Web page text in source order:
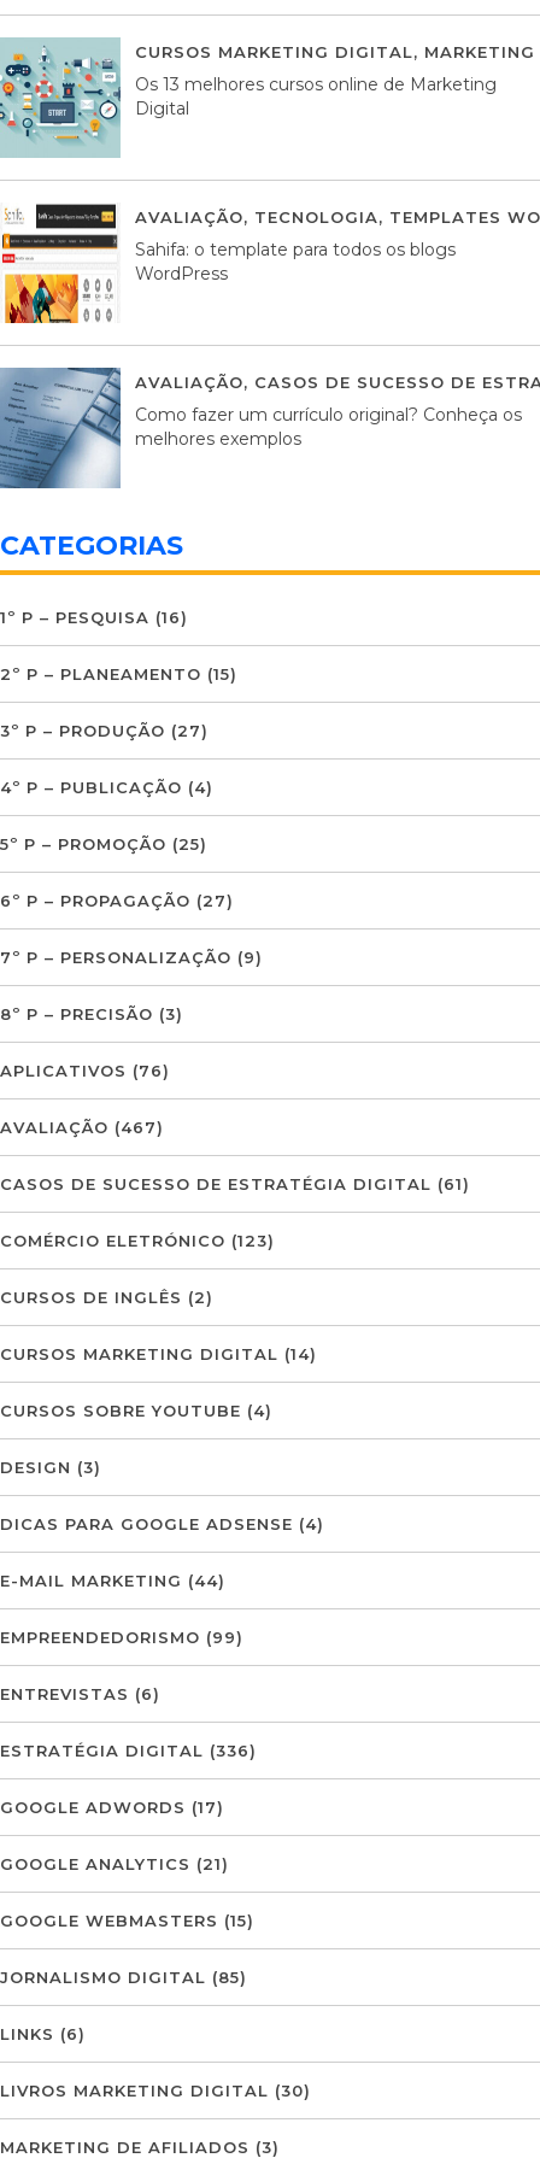
CURSOS MARKETING DIGITAL,
Os 13 melhores cursos online de Marketing
Digital
AVALIAÇÃO, TECNOLOGIA, TEMPLATES
Sahifa: o template para todos os blogs
WordPress
AVALIAÇÃO, CASOS DE SUCESSO DE
Como fazer um currículo original? Conheça os
melhores exemplos
CATEGORIAS
1º P – PESQUISA (16)
2º P – PLANEAMENTO (15)
3º P – PRODUÇÃO (27)
4º P – PUBLICAÇÃO (4)
5º P – PROMOÇÃO (25)
6º P – PROPAGAÇÃO (27)
7º P – PERSONALIZAÇÃO (9)
8º P – PRECISÃO (3)
APLICATIVOS (76)
AVALIAÇÃO (467)
CASOS DE SUCESSO DE ESTRATÉGIA DIGITAL (61)
COMÉRCIO ELETRÓNICO (123)
CURSOS DE INGLÊS (2)
CURSOS MARKETING DIGITAL (14)
CURSOS SOBRE YOUTUBE (4)
DESIGN (3)
DICAS PARA GOOGLE ADSENSE (4)
E-MAIL MARKETING (44)
EMPREENDEDORISMO (99)
ENTREVISTAS (6)
ESTRATÉGIA DIGITAL (336)
GOOGLE ADWORDS (17)
GOOGLE ANALYTICS (21)
GOOGLE WEBMASTERS (15)
JORNALISMO DIGITAL (85)
LINKS (6)
LIVROS MARKETING DIGITAL (30)
MARKETING DE AFILIADOS (3)